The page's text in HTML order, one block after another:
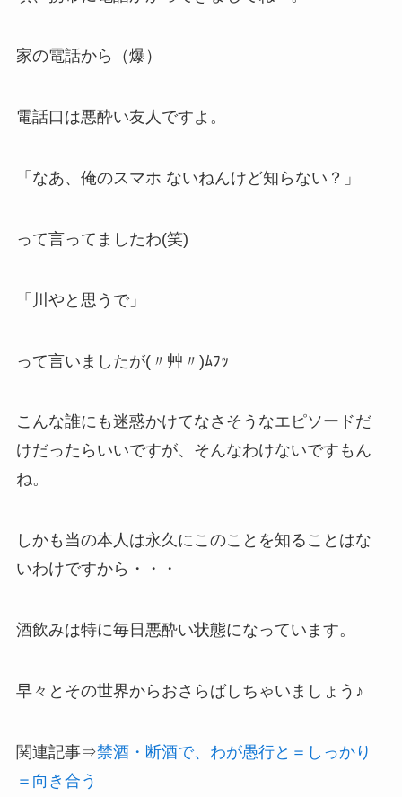
家の電話から（爆）
電話口は悪酔い友人ですよ。
「なあ、俺のスマホ ないねんけど知らない？」
って言ってましたわ(笑)
「川やと思うで」
って言いましたが(〃艸〃)ﾑﾌｯ
こんな誰にも迷惑かけてなさそうなエピソードだ
けだったらいいですが、そんなわけないですもん
ね。
しかも当の本人は永久にこのことを知ることはな
いわけですから・・・
酒飲みは特に毎日悪酔い状態になっています。
早々とその世界からおさらばしちゃいましょう♪
関連記事⇒禁酒・断酒で、わが愚行と＝しっかり
＝向き合う